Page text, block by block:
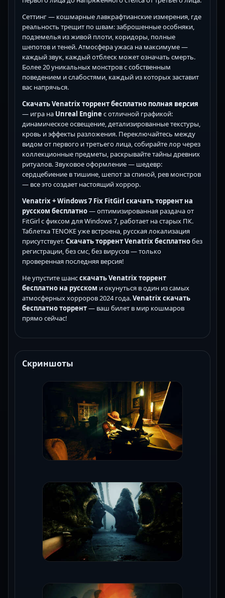
Сеттинг — кошмарные лавкрафтианские измерения, где
реальность трещит по швам: заброшенные особняки,
подземелья из живой плоти, коридоры, полные
шепотов и теней. Атмосфера ужаса на максимуме —
каждый звук, каждый отблеск может означать смерть.
Более 20 уникальных монстров с собственным
поведением и слабостями, каждый из которых заставит
вас напрячься.
Скачать Venatrix торрент бесплатно полная версия
— игра на Unreal Engine с отличной графикой:
динамическое освещение, детализированные текстуры,
кровь и эффекты разложения. Переключайтесь между
видом от первого и третьего лица, собирайте лор через
коллекционные предметы, раскрывайте тайны древних
ритуалов. Звуковое оформление — шедевр:
сердцебиение в тишине, шепот за спиной, рев монстров
— все это создает настоящий хоррор.
Venatrix + Windows 7 Fix FitGirl скачать торрент на
русском бесплатно— оптимизированная раздача от
FitGirl с фиксом для Windows 7, работает на старых ПК.
Таблетка TENOKE уже встроена, русская локализация
присутствует.Скачать торрент Venatrix бесплатнобез
регистрации, без смс, без вирусов — только
проверенная последняя версия!
Не упустите шансскачать Venatrix торрент
бесплатно на русском и окунуться в один из самых
атмосферных хорроров 2024 года.Venatrix скачать
бесплатно торрент— ваш билет в мир кошмаров
прямо сейчас!
Скриншоты